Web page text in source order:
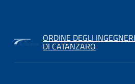
ORDINE DEGLI
DI CATANZARO